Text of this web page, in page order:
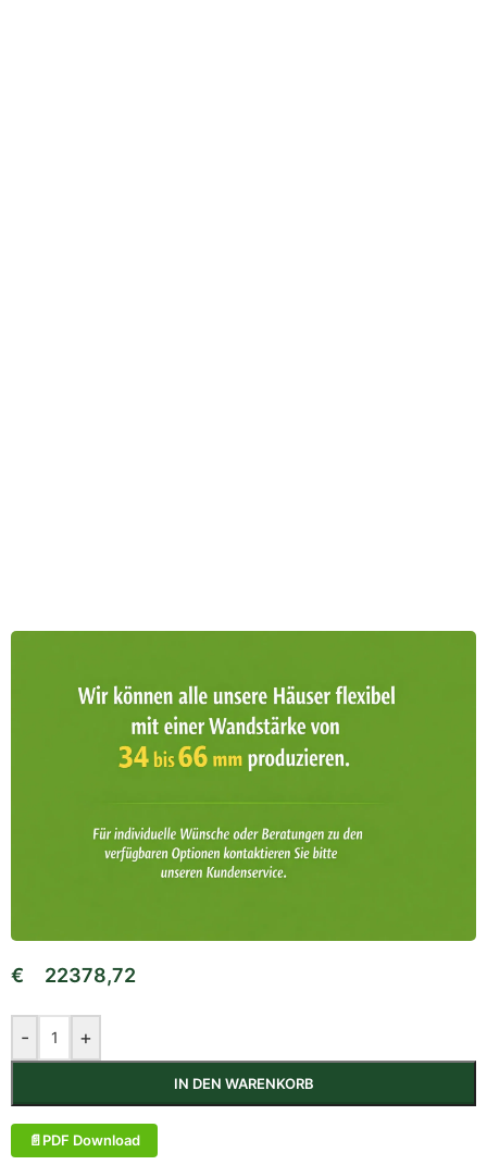
€ 22378,72
- +
IN DEN WARENKORB
PDF Download